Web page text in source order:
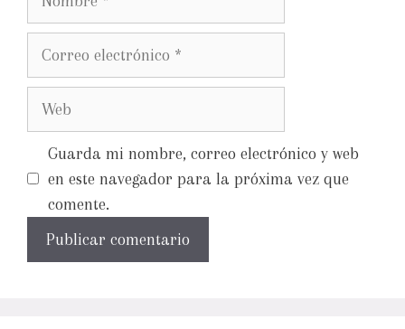
Guarda mi nombre, correo electrónico y web
en este navegador para la próxima vez que
comente.